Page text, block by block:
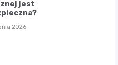
jest
2026